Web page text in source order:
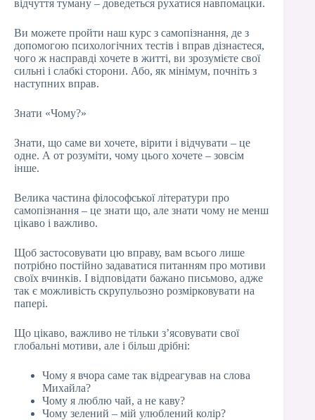
відчуття туману – доведеться рухатися навпомацки.
Ви можете пройти наш курс з самопізнання, де з
допомогою психологічних тестів і вправ дізнаєтеся,
чого ж насправді хочете в житті, ви зрозумієте свої
сильні і слабкі сторони. Або, як мінімум, почніть з
наступних вправ.
Знати «Чому?»
Знати, що саме ви хочете, вірити і відчувати – це
одне. А от розуміти, чому цього хочете – зовсім
інше.
Велика частина філософської літератури про
самопізнання – це знати що, але знати чому не менш
цікаво і важливо.
Щоб застосовувати цю вправу, вам всього лише
потрібно постійно задаватися питанням про мотиви
своїх вчинків. І відповідати бажано письмово, адже
так є можливість скрупульозно розмірковувати на
папері.
Що цікаво, важливо не тільки з’ясовувати свої
глобальні мотиви, але і більш дрібні:
Чому я вчора саме так відреагував на слова
Михайла?
Чому я люблю чай, а не каву?
Чому зелений – мій улюблений колір?